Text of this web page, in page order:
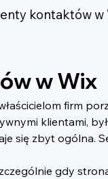
kontaktów
w Wix
firm
klientami,
się zbyt ogólna.
gdy